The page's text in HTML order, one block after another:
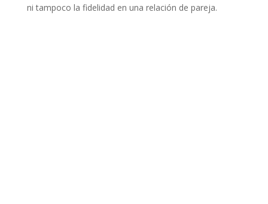
ni tampoco la fidelidad en una relación de pareja.